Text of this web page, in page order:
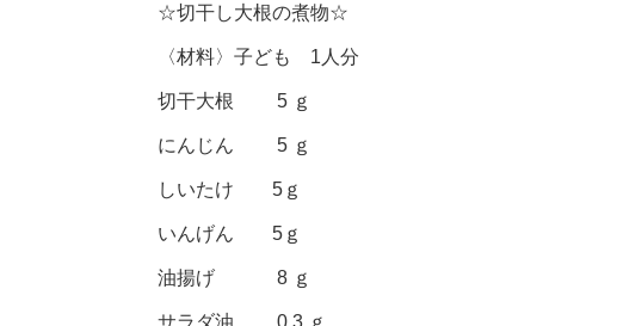
☆切干し大根の煮物☆
〈材料〉子ども 1人分
切干大根 5 ｇ
にんじん 5 ｇ
しいたけ 5ｇ
いんげん 5ｇ
油揚げ 8 ｇ
サラダ油 0.3 ｇ